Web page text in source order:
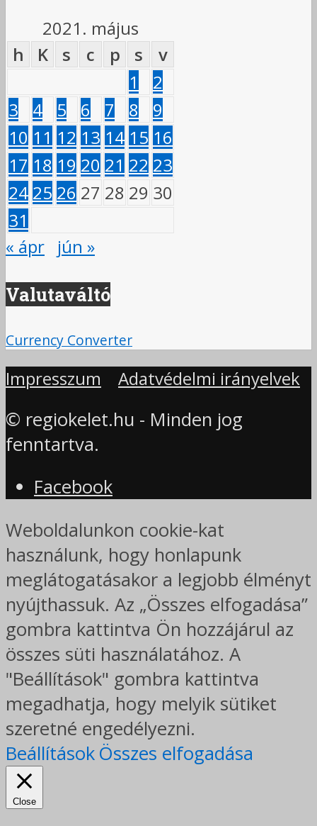
2021. május
h
K s c p s
v
1
2
3
4 5 6 7 8
9
10 11 12 13 14 15 16
17 18 19 20 21 22 23
24 25 26 27 28 29 30
31
« ápr
jún »
Valutaváltó
Currency Converter
Impresszum Adatvédelmi irányelvek
© regiokelet.hu - Minden jog
fenntartva.
Facebook
Weboldalunkon cookie-kat
használunk, hogy honlapunk
meglátogatásakor a legjobb élményt
nyújthassuk. Az „Összes elfogadása”
gombra kattintva Ön hozzájárul az
összes süti használatához. A
"Beállítások" gombra kattintva
megadhatja, hogy melyik sütiket
szeretné engedélyezni.
Beállítások Összes elfogadása
Close